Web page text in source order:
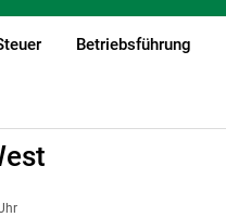
Betriebsführung